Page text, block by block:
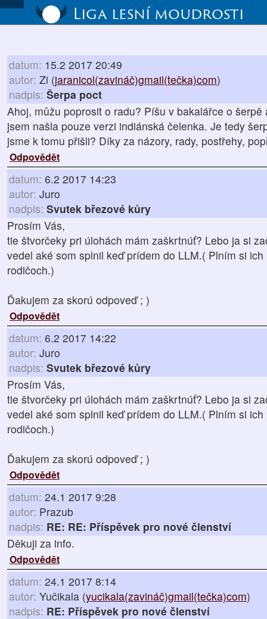
Liga lesní moudrosti
datum: 15.2 2017 20:49
autor: Zi (jaranicol(zavináč)gmail(tečka)com)
nadpis: Šerpa poct
Ahoj, můžu poprosit o radu? Píšu v bakalářce o
jsem našla pouze verzi indiánská čelenka. Je tedy
jsme k tomu přišli? Díky za názory, rady, postřehy,
Odpovědět
datum: 6.2 2017 14:23
autor: Juro
nadpis: Svutek březové kůry
Prosím Vás,
tie štvorčeky pri úlohách mám zaškrtnúť? Lebo ja si
vedel aké som splnil keď prídem do LLM.( Plním si
rodičoch.)
Ďakujem za skorú odpoveď ; )
Odpovědět
datum: 6.2 2017 14:22
autor: Juro
nadpis: Svutek březové kůry
Prosím Vás,
tie štvorčeky pri úlohách mám zaškrtnúť? Lebo ja si
vedel aké som splnil keď prídem do LLM.( Plním si
rodičoch.)
Ďakujem za skorú odpoveď ; )
Odpovědět
datum: 24.1 2017 9:28
autor: Prazub
nadpis: RE: RE: Příspěvek pro nové členství
Děkuji za info.
Odpovědět
datum: 24.1 2017 8:14
autor: Yučikala (yucikala(zavináč)gmail(tečka)com)
nadpis: RE: Příspěvek pro nové členství